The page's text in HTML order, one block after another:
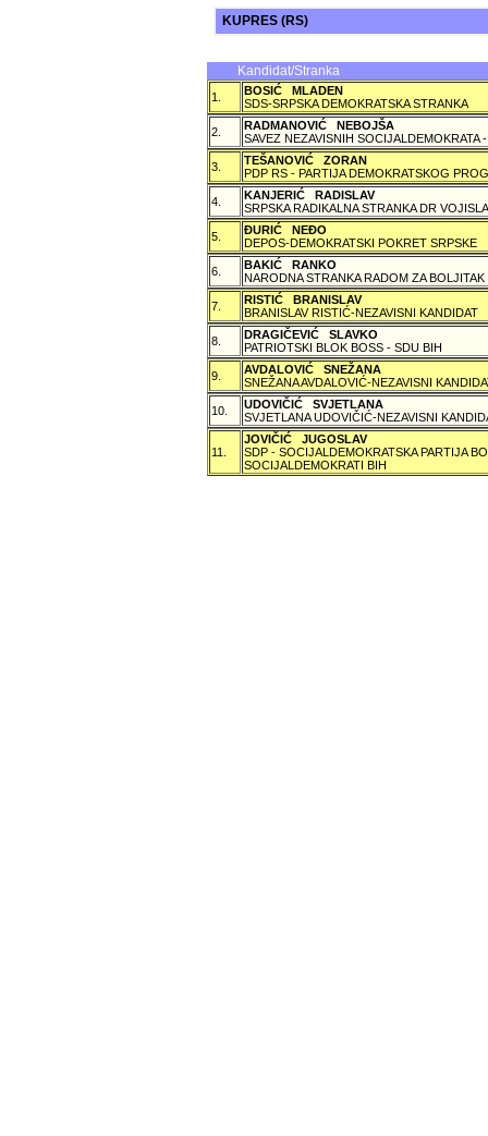
KUPRES (RS)
Kandidat/Stranka
1.
BOSIĆ MLADEN
SDS-SRPSKA DEMOKRATSKA STRANKA
2.
RADMANOVIĆ NEBOJŠA
SAVEZ NEZAVISNIH SOCIJALDEMOKRATA
3.
TEŠANOVIĆ ZORAN
PDP RS - PARTIJA DEMOKRATSKOG
4.
KANJERIĆ RADISLAV
SRPSKA RADIKALNA STRANKA DR
5.
ÐURIĆ NEÐO
DEPOS-DEMOKRATSKI POKRET SRPSKE
6.
BAKIĆ RANKO
NARODNA STRANKA RADOM ZA BOLJITAK
7.
RISTIĆ BRANISLAV
BRANISLAV RISTIĆ-NEZAVISNI KANDIDAT
8.
DRAGIČEVIĆ SLAVKO
PATRIOTSKI BLOK BOSS - SDU BIH
9.
AVDALOVIĆ SNEŽANA
SNEŽANA AVDALOVIĆ-NEZAVISNI
10.
UDOVIČIĆ SVJETLANA
SVJETLANA UDOVIČIĆ-NEZAVISNI
11.
JOVIČIĆ JUGOSLAV
SDP - SOCIJALDEMOKRATSKA PARTIJA
SOCIJALDEMOKRATI BIH